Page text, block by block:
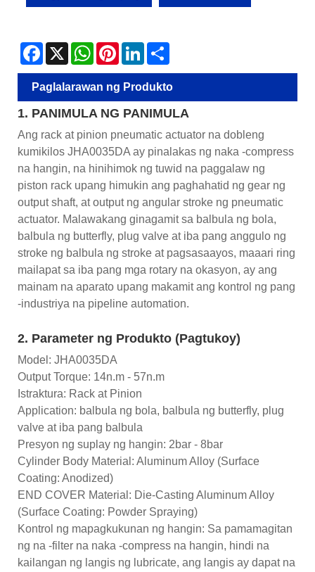
Facebook
X WhatsAppPinterestLinkedIn
Paglalarawan ng Produkto
1. PANIMULA NG PANIMULA
Ang rack at pinion pneumatic actuator na dobleng
kumikilos JHA0035DA ay pinalakas ng naka -compress
na hangin, na hinihimok ng tuwid na paggalaw ng
piston rack upang himukin ang paghahatid ng gear ng
output shaft, at output ng angular stroke ng pneumatic
actuator. Malawakang ginagamit sa balbula ng bola,
balbula ng butterfly, plug valve at iba pang anggulo ng
stroke ng balbula ng stroke at pagsasaayos, maaari ring
mailapat sa iba pang mga rotary na okasyon, ay ang
mainam na aparato upang makamit ang kontrol ng pang
-industriya na pipeline automation.
2. Parameter ng Produkto (Pagtukoy)
Model: JHA0035DA
Output Torque: 14n.m - 57n.m
Istraktura: Rack at Pinion
Application: balbula ng bola, balbula ng butterfly, plug
valve at iba pang balbula
Presyon ng suplay ng hangin: 2bar - 8bar
Cylinder Body Material: Aluminum Alloy (Surface
Coating: Anodized)
END COVER Material: Die-Casting Aluminum Alloy
(Surface Coating: Powder Spraying)
Kontrol ng mapagkukunan ng hangin: Sa pamamagitan
ng na -filter na naka -compress na hangin, hindi na
kailangan ng langis ng lubricate, ang langis ay dapat na